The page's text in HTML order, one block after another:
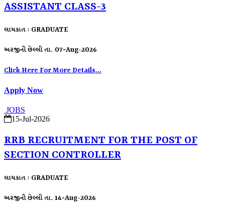
ASSISTANT CLASS-3
લાયકાત : GRADUATE
અરજીની છેલ્લી તા. 07-Aug-2026
Click Here For More Details...
Apply Now
JOBS
15-Jul-2026
RRB RECRUITMENT FOR THE POST OF
SECTION CONTROLLER
લાયકાત : GRADUATE
અરજીની છેલ્લી તા. 14-Aug-2026